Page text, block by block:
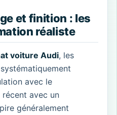
et finition : les
réaliste
voiture Audi, les
avec le
avec un
généralement